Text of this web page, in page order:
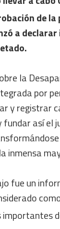
de
a
la
por
y registrar
fundar así el
inmensa
fue un